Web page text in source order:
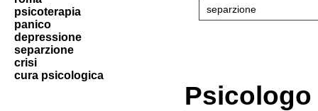
psicoterapia
panico
depressione
separzione
crisi
cura psicologica
Psicologo